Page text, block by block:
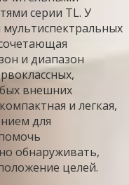
серии TL. У
мультиспектральных
и диапазон
внешних
и легкая,
для
обнаруживать,
целей.